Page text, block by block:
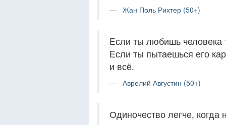
Жан Поль Рихтер (50+)
Eсли ты любишь человека
Eсли ты пытаешься его
и всё.
Аврелий Августин (50+)
Одиночество легче,